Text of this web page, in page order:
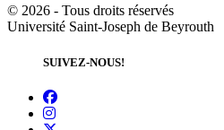
© 2026 - Tous droits réservés
Université Saint-Joseph de Beyrouth
SUIVEZ-NOUS!